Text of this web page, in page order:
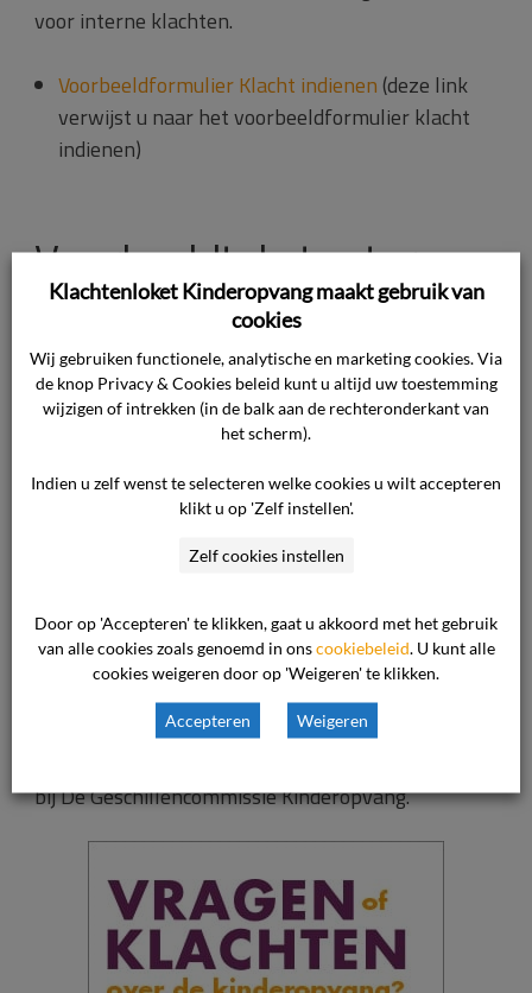
voor interne klachten.
Voorbeeldformulier Klacht indienen(deze link
verwijst u naar het voorbeeldformulier klacht
indienen)
Voorbeeldtekst externe
klachtenregeling
Hieronder vindt u een voorbeeld van een tekst dat
u op uw website kunt plaatsen, over uw externe
Voorbeeldtekst over de externe
voorbeeldtekst over de externe
Website banners
U kunt onderstaande banners gebruiken op uw
bij De Geschillencommissie Kinderopvang.
Klachtenloket Kinderopvang maakt gebruik van
cookies
Wij gebruiken functionele, analytische en marketing cookies. Via
de knop Privacy & Cookies beleid kunt u altijd uw toestemming
wijzigen of intrekken (in de balk aan de rechteronderkant van
het scherm).
Indien u zelf wenst te selecteren welke cookies u wilt accepteren
klikt u op 'Zelf instellen'.
Zelf cookies instellen
Door op 'Accepteren' te klikken, gaat u akkoord met het gebruik
van alle cookies zoals genoemd in onscookiebeleid. U kunt alle
cookies weigeren door op 'Weigeren' te klikken.
Accepteren Weigeren